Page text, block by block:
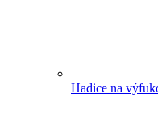
Hadice na